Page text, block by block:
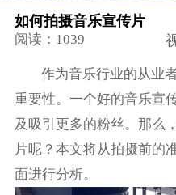
如何拍摄音乐宣传片
阅读：1039
作为音乐行业的从业
重要性。一个好的音乐宣
及吸引更多的粉丝。那么
片呢？本文将从拍摄前的
面进行分析。